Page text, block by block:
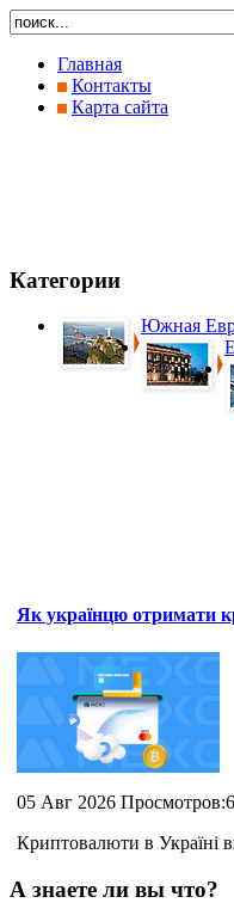
Главная
Контакты
Карта сайта
Категории
Южная
Як українцю отримати
05 Авг 2026
Криптовалюти в Україні
А знаете ли вы что?